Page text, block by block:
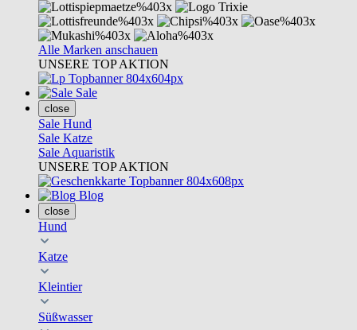
Alle Marken anschauen
UNSERE TOP AKTION
Sale
close
Sale Hund
Sale Katze
Sale Aquaristik
UNSERE TOP AKTION
Blog
close
Hund
Katze
Kleintier
Süßwasser